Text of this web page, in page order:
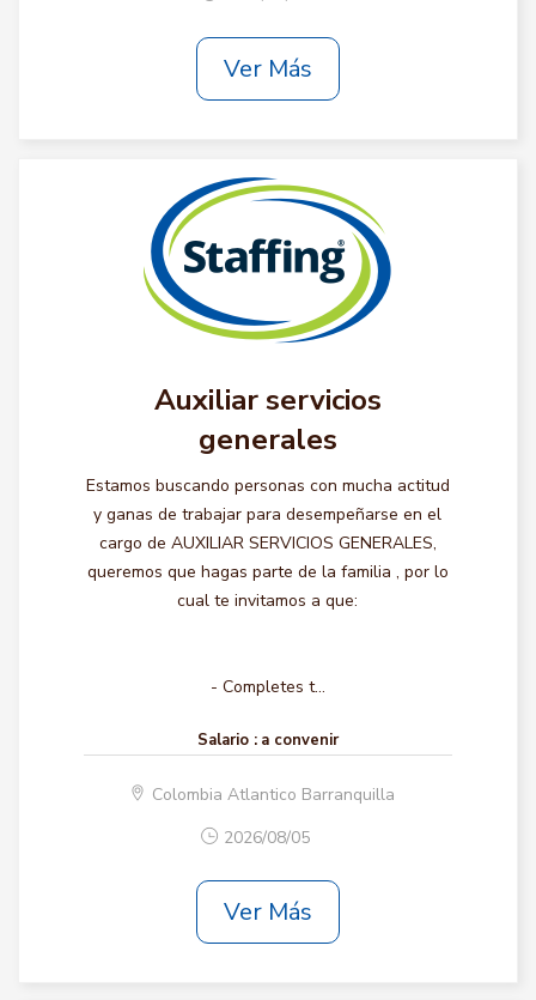
Ver Más
Auxiliar servicios
generales
Estamos buscando personas con mucha actitud
y ganas de trabajar para desempeñarse en el
cargo de AUXILIAR SERVICIOS GENERALES,
queremos que hagas parte de la familia , por lo
cual te invitamos a que:
- Completes t...
Salario : a convenir
Colombia Atlantico Barranquilla
2026/08/05
Ver Más